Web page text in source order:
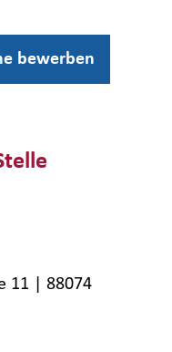
11 | 88074​
bewerben